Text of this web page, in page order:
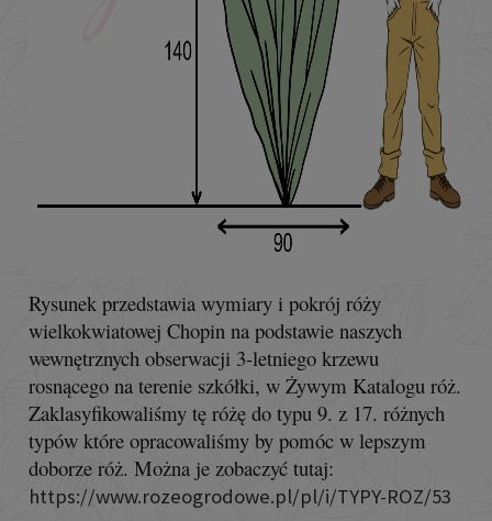
Rysunek przedstawia wymiary i pokrój róży
wielkokwiatowej Chopin na podstawie naszych
wewnętrznych obserwacji 3-letniego krzewu
rosnącego na terenie szkółki, w Żywym Katalogu róż.
Zaklasyfikowaliśmy tę różę do typu 9. z 17. różnych
typów które opracowaliśmy by pomóc w lepszym
doborze róż. Można je zobaczyć tutaj:
https://www.rozeogrodowe.pl/pl/i/TYPY-ROZ/53